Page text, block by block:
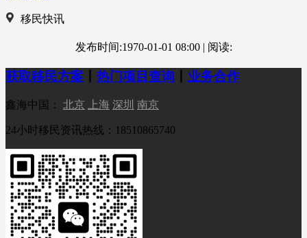
移民快讯
发布时间:1970-01-01 08:00 | 阅读:
获取移民方案 热门项目查询 业务合作
鑫海中国： 北京 上海 深圳 南京
24小时移民资讯热线：18510865740